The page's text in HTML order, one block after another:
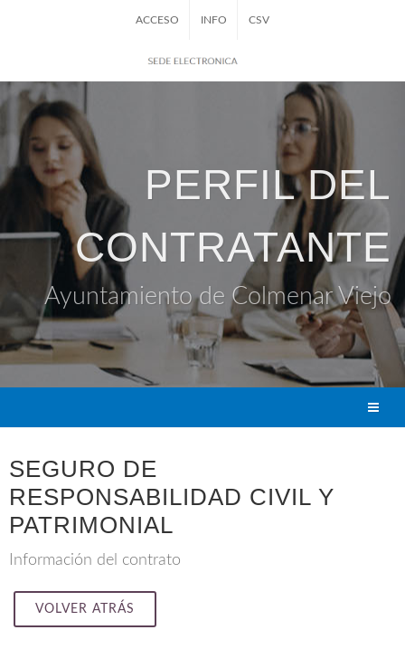
ACCESO INFO CSV
PERFIL DEL
CONTRATANTE
Ayuntamiento de Colmenar Viejo
SEGURO DE
RESPONSABILIDAD CIVIL Y
PATRIMONIAL
Información del contrato
VOLVER ATRÁS